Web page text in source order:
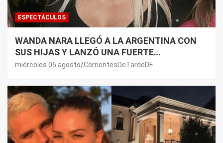
ESPECTÁCULOS
WANDA NARA LLEGÓ A LA ARGENTINA CON
SUS HIJAS Y LANZÓ UNA FUERTE
PREMONICIÓN SOBRE MAURO ICARDI
miércoles 05 agosto CorrientesDeTardeDE